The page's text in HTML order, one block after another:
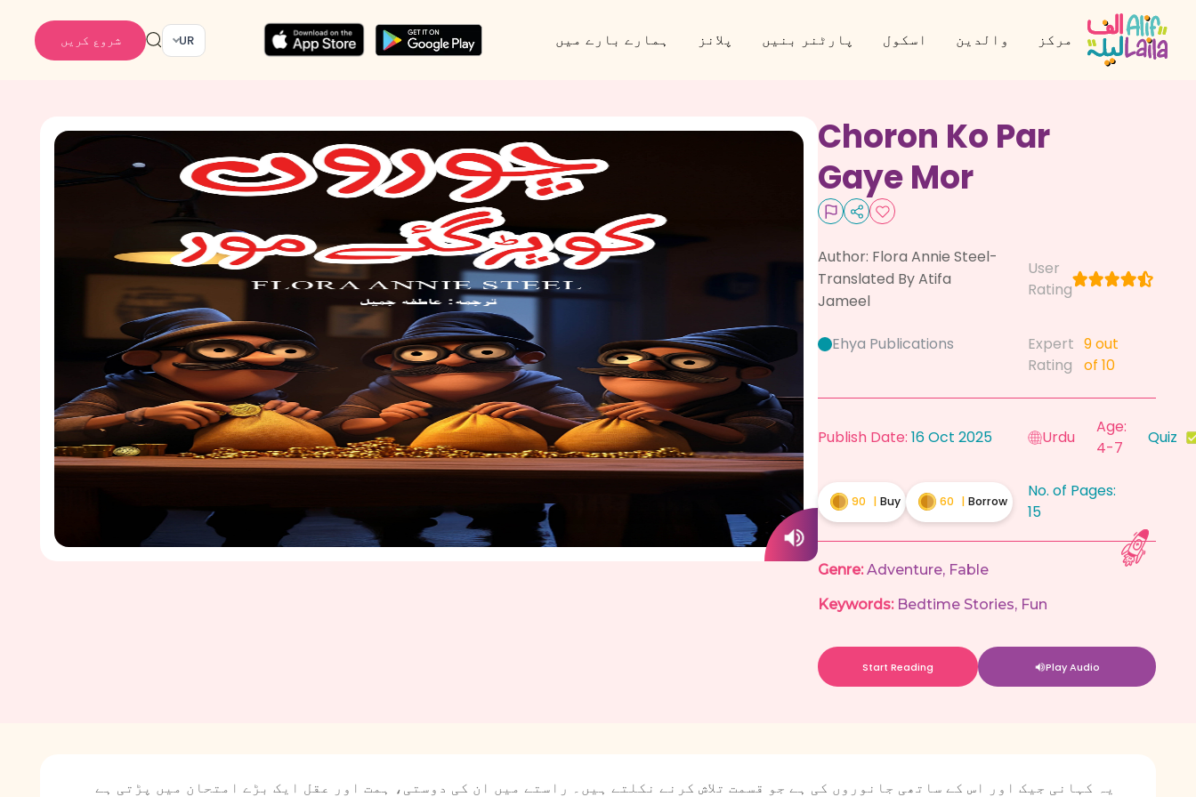
مرکز والدین اسکول پارٹنر بنیں پلانز ہمارے بارے میں UR شروع کریں
Choron Ko Par
Gaye Mor
Author: Flora Annie Steel-
Translated By Atifa
Jameel
User
Rating
Ehya Publications
Expert
Rating
9out
of 10
Publish Date: 16 Oct 2025 Urdu
Age:
4-7
Quiz
90 | Buy 60 | Borrow
No. of Pages:
15
Genre: Adventure, Fable
Keywords: Bedtime Stories, Fun
Start Reading Play Audio
یہ کہانی جیک اور اس کے ساتھی جانوروں کی ہے جو قسمت تلاش کرنے نکلتے ہیں۔ راستے میں ان کی دوستی، ہمت اور عقل ایک بڑے امتحان میں پڑتی ہے